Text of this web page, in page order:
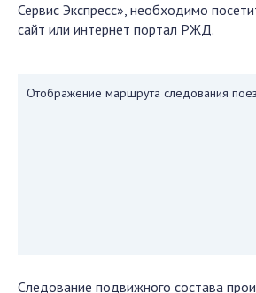
Сервис Экспресс», необходимо
сайт или интернет портал РЖД.
Отображение маршрута следования
Следование подвижного состава